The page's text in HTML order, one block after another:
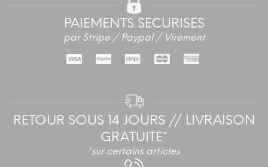
PAIEMENTS SECURISES
par Stripe / Paypal / Virement
RETOUR SOUS 14 JOURS // LIVRAISON
GRATUITE*
*sur certains articles